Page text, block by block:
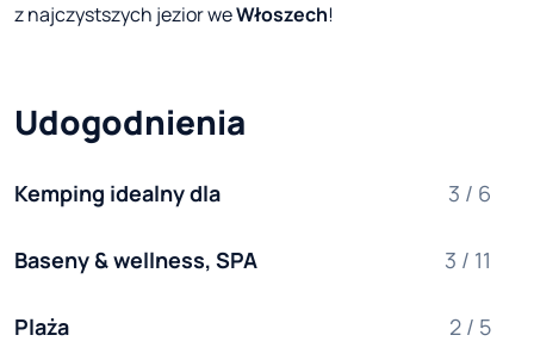
z najczystszych jezior weWłoszech!
Udogodnienia
Kemping idealny dla 3 / 6
Baseny & wellness, SPA 3 / 11
Plaża 2 / 5